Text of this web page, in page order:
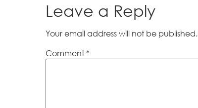
Leave a Reply
Your email address will not be published.
Comment *